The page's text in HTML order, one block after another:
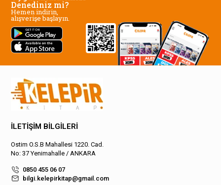
Denediniz mi?
Hemen indirin,
alışverişe başlayın.
İLETİŞİM BİLGİLERİ
Ostim O.S.B Mahallesi 1220. Cad.
No: 37 Yenimahalle / ANKARA
0850 455 06 07
bilgi.kelepirkitap@gmail.com